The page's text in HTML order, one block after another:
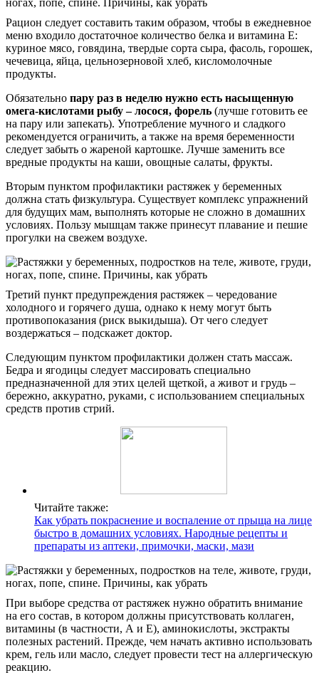
Рацион следует составить таким образом, чтобы в ежедневное
меню входило достаточное количество белка и витамина Е:
куриное мясо, говядина, твердые сорта сыра, фасоль, горошек,
чечевица, яйца, цельнозерновой хлеб, кисломолочные
продукты.
Обязательно пару раз в неделю нужно есть насыщенную
омега-кислотами рыбу – лосося, форель (лучше готовить ее
на пару или запекать). Употребление мучного и сладкого
рекомендуется ограничить, а также на время беременности
следует забыть о жареной картошке. Лучше заменить все
вредные продукты на каши, овощные салаты, фрукты.
Вторым пунктом профилактики растяжек у беременных
должна стать физкультура. Существует комплекс упражнений
для будущих мам, выполнять которые не сложно в домашних
условиях. Пользу мышцам также принесут плавание и пешие
прогулки на свежем воздухе.
Третий пункт предупреждения растяжек – чередование
холодного и горячего душа, однако к нему могут быть
противопоказания (риск выкидыша). От чего следует
воздержаться – подскажет доктор.
Следующим пунктом профилактики должен стать массаж.
Бедра и ягодицы следует массировать специально
предназначенной для этих целей щеткой, а живот и грудь –
бережно, аккуратно, руками, с использованием специальных
средств против стрий.
Читайте также:
Как убрать покраснение и воспаление от прыща на лице
быстро в домашних условиях. Народные рецепты и
препараты из аптеки, примочки, маски, мази
При выборе средства от растяжек нужно обратить внимание
на его состав, в котором должны присутствовать коллаген,
витамины (в частности, А и Е), аминокислоты, экстракты
полезных растений. Прежде, чем начать активно использовать
крем, гель или масло, следует провести тест на аллергическую
реакцию.